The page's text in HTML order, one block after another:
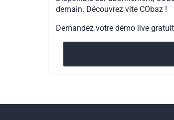
demain. Découvrez vite CObaz !
Demandez votre démo live